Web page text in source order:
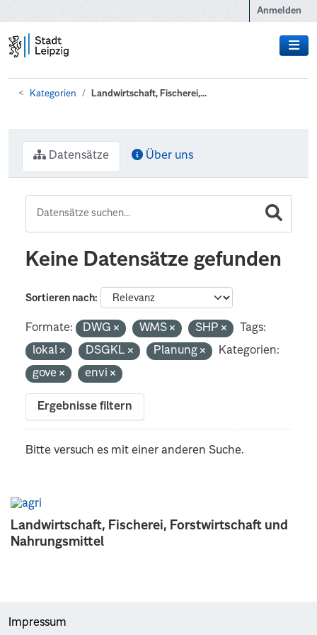
Anmelden
Kategorien Landwirtschaft, Fischerei,...
Landwirtschaft, Fischerei, Forstwirtschaft und
Nahrungsmittel
Datensätze Über uns
Keine Datensätze gefunden
Sortieren nach
Formate: DWG WMS SHP
Tags:
lokal
DSGKL Planung
Kategorien:
gove
envi
Ergebnisse filtern
Bitte versuch es mit einer anderen Suche.
Impressum